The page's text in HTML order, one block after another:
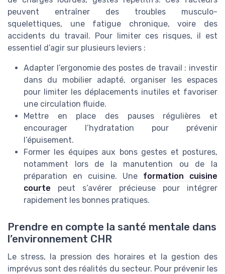
peuvent entraîner des troubles musculo-
squelettiques, une fatigue chronique, voire des
accidents du travail. Pour limiter ces risques, il est
essentiel d’agir sur plusieurs leviers :
Adapter l’ergonomie des postes de travail : investir
dans du mobilier adapté, organiser les espaces
pour limiter les déplacements inutiles et favoriser
une circulation fluide.
Mettre en place des pauses régulières et
encourager l’hydratation pour prévenir
l’épuisement.
Former les équipes aux bons gestes et postures,
notamment lors de la manutention ou de la
préparation en cuisine. Une formation cuisine
courte peut s’avérer précieuse pour intégrer
rapidement les bonnes pratiques.
Prendre en compte la santé mentale dans
l’environnement CHR
Le stress, la pression des horaires et la gestion des
imprévus sont des réalités du secteur. Pour prévenir les